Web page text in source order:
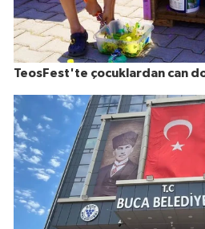
TeosFest'te çocuklardan can